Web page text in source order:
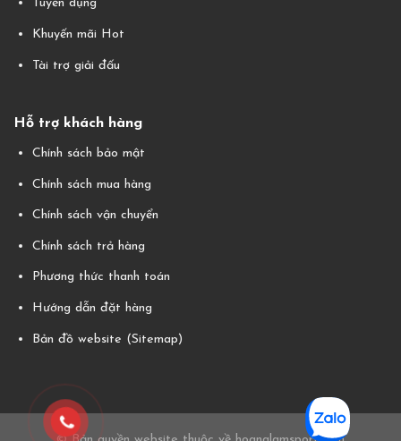
Tuyển dụng
Khuyến mãi Hot
Tài trợ giải đấu
Hỗ trợ khách hàng
Chính sách bảo mật
Chính sách mua hàng
Chính sách vận chuyển
Chính sách trả hàng
Phương thức thanh toán
Hướng dẫn đặt hàng
Bản đồ website (Sitemap)